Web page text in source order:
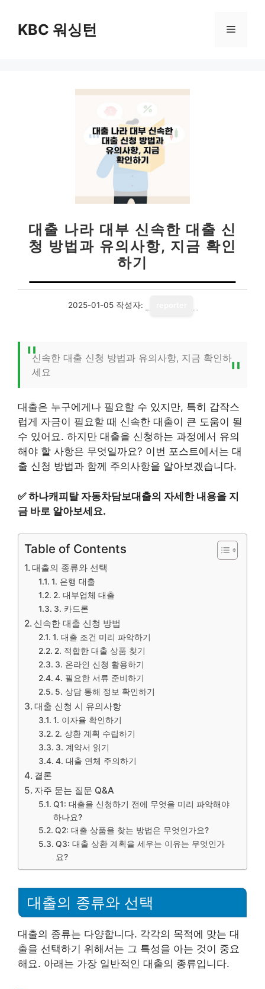
KBC 워싱턴 메
대출 나라 대부 신속한 대출 신
청 방법과 유의사항, 지금 확인
하기
2025-01-05 작성자:
신속한 대출 신청 방법과 유의사항, 지금 확인하
세요
대출은 누구에게나 필요할 수 있지만, 특히 갑작스
럽게 자금이 필요할 때 신속한 대출이 큰 도움이 될
수 있어요. 하지만 대출을 신청하는 과정에서 유의
해야 할 사항은 무엇일까요? 이번 포스트에서는 대
출 신청 방법과 함께 주의사항을 알아보겠습니다.
✅하나캐피탈 자동차담보대출의 자세한 내용을 지
금 바로 알아보세요.
Table of Contents
대출의 종류와 선택
1. 은행 대출
2. 대부업체 대출
3. 카드론
신속한 대출 신청 방법
1. 대출 조건 미리 파악하기
2. 적합한 대출 상품 찾기
3. 온라인 신청 활용하기
4. 필요한 서류 준비하기
5. 상담 통해 정보 확인하기
대출 신청 시 유의사항
1. 이자율 확인하기
2. 상환 계획 수립하기
3. 계약서 읽기
4. 대출 연체 주의하기
결론
자주 묻는 질문 Q&A
Q1: 대출을 신청하기 전에 무엇을 미리 파악해야
하나요?
Q2: 대출 상품을 찾는 방법은 무엇인가요?
Q3: 대출 상환 계획을 세우는 이유는 무엇인가
요?
대출의 종류와 선택
대출의 종류는 다양합니다. 각각의 목적에 맞는 대
출을 선택하기 위해서는 그 특성을 아는 것이 중요
해요. 아래는 가장 일반적인 대출의 종류입니다.